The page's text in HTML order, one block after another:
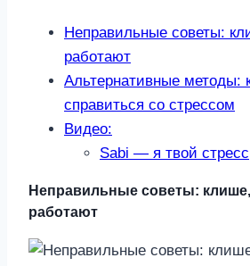
Неправильные советы:
работают
Альтернативные методы:
справиться со стрессом
Видео:
Sabi — я твой стресс
Неправильные советы:
работают